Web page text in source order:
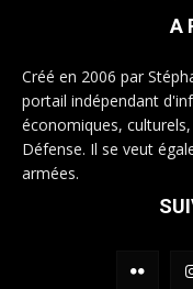
A
Créé en 2006 par
portail indépendant
économiques,
Défense. Il se veut
armées.